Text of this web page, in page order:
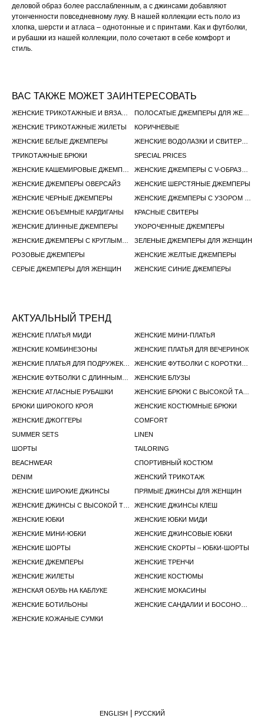
деловой образ более расслабленным, а с джинсами добавляют
утонченности повседневному луку. В нашей коллекции есть поло из
хлопка, шерсти и атласа – однотонные и с принтами. Как и футболки,
и рубашки из нашей коллекции, поло сочетают в себе комфорт и
стиль.
ВАС ТАКЖЕ МОЖЕТ ЗАИНТЕРЕСОВАТЬ
ЖЕНСКИЕ ТРИКОТАЖНЫЕ ЖИЛЕТЫ
КОРИЧНЕВЫЕ
ЖЕНСКИЕ БЕЛЫЕ ДЖЕМПЕРЫ
ТРИКОТАЖНЫЕ БРЮКИ
SPECIAL PRICES
ЖЕНСКИЕ ДЖЕМПЕРЫ ОВЕРСАЙЗ
ЖЕНСКИЕ ШЕРСТЯНЫЕ ДЖЕМПЕРЫ
ЖЕНСКИЕ ЧЕРНЫЕ ДЖЕМПЕРЫ
ЖЕНСКИЕ ОБЪЕМНЫЕ КАРДИГАНЫ
КРАСНЫЕ СВИТЕРЫ
ЖЕНСКИЕ ДЛИННЫЕ ДЖЕМПЕРЫ
УКОРОЧЕННЫЕ ДЖЕМПЕРЫ
ЗЕЛЕНЫЕ ДЖЕМПЕРЫ ДЛЯ ЖЕНЩИН
РОЗОВЫЕ ДЖЕМПЕРЫ
ЖЕНСКИЕ ЖЕЛТЫЕ ДЖЕМПЕРЫ
СЕРЫЕ ДЖЕМПЕРЫ ДЛЯ ЖЕНЩИН
ЖЕНСКИЕ СИНИЕ ДЖЕМПЕРЫ
АКТУАЛЬНЫЙ ТРЕНД
ЖЕНСКИЕ ПЛАТЬЯ МИДИ
ЖЕНСКИЕ МИНИ-ПЛАТЬЯ
ЖЕНСКИЕ КОМБИНЕЗОНЫ
ЖЕНСКИЕ ПЛАТЬЯ ДЛЯ ВЕЧЕРИНОК
ЖЕНСКИЕ БЛУЗЫ
ЖЕНСКИЕ АТЛАСНЫЕ РУБАШКИ
БРЮКИ ШИРОКОГО КРОЯ
ЖЕНСКИЕ КОСТЮМНЫЕ БРЮКИ
ЖЕНСКИЕ ДЖОГГЕРЫ
COMFORT
SUMMER SETS
LINEN
ШОРТЫ
TAILORING
BEACHWEAR
СПОРТИВНЫЙ КОСТЮМ
DENIM
ЖЕНСКИЙ ТРИКОТАЖ
ЖЕНСКИЕ ШИРОКИЕ ДЖИНСЫ
ПРЯМЫЕ ДЖИНСЫ ДЛЯ ЖЕНЩИН
ЖЕНСКИЕ ДЖИНСЫ КЛЕШ
ЖЕНСКИЕ ЮБКИ
ЖЕНСКИЕ ЮБКИ МИДИ
ЖЕНСКИЕ МИНИ-ЮБКИ
ЖЕНСКИЕ ДЖИНСОВЫЕ ЮБКИ
ЖЕНСКИЕ ШОРТЫ
ЖЕНСКИЕ СКОРТЫ – ЮБКИ-ШОРТЫ
ЖЕНСКИЕ ДЖЕМПЕРЫ
ЖЕНСКИЕ ТРЕНЧИ
ЖЕНСКИЕ ЖИЛЕТЫ
ЖЕНСКИЕ КОСТЮМЫ
ЖЕНСКАЯ ОБУВЬ НА КАБЛУКЕ
ЖЕНСКИЕ МОКАСИНЫ
ЖЕНСКИЕ БОТИЛЬОНЫ
ЖЕНСКИЕ КОЖАНЫЕ СУМКИ
ENGLISH РУССКИЙ